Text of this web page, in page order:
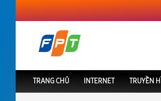
TRANG CHỦ INTERNET TRUYỀN